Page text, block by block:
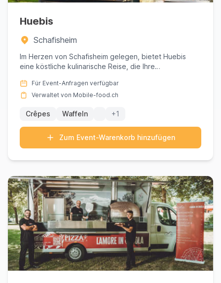
Huebis
Schafisheim
Im Herzen von Schafisheim gelegen, bietet Huebis
eine köstliche kulinarische Reise, die Ihre
Für Event-Anfragen verfügbar
Verwaltet von Mobile-food.ch
Crêpes Waffeln +1
Zum Event-Warenkorb hinzufügen